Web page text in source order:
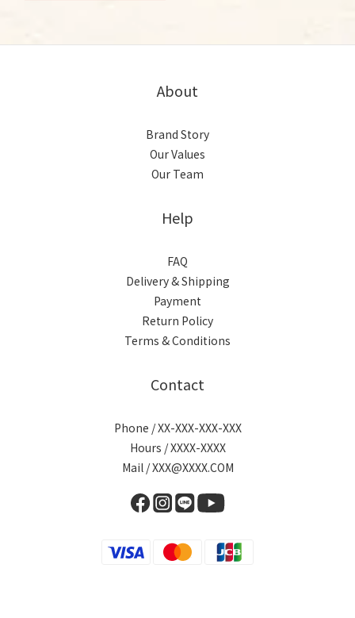
About
Brand Story
Our Values
Our Team
Help
FAQ
Delivery & Shipping
Payment
Return Policy
Terms & Conditions
Contact
Phone / XX-XXX-XXX-XXX
Hours / XXXX-XXXX
Mail / XXX@XXXX.COM